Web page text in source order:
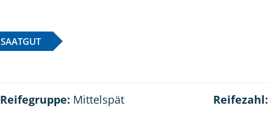
SAATGUT
Reifegruppe: Mittelspät Reifezahl: